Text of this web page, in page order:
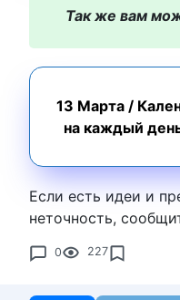
Так же вам
13 Марта /
на каждый
Если есть идеи и
неточность,
0 227